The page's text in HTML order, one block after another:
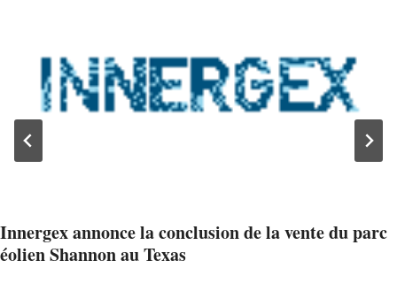
Innergex annonce la conclusion de la vente du parc
éolien Shannon au Texas